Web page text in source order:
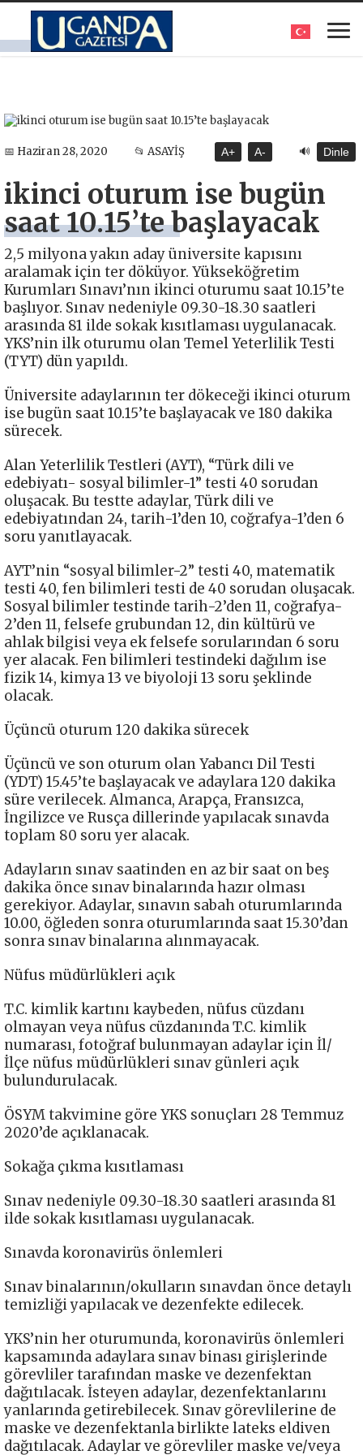
📅 Haziran 28, 2020 📂 ASAYİŞ A+ A- 🔊 Dinle
ikinci oturum ise bugün
saat 10.15’te başlayacak
2,5 milyona yakın aday üniversite kapısını
aralamak için ter döküyor. Yükseköğretim
Kurumları Sınavı’nın ikinci oturumu saat 10.15’te
başlıyor. Sınav nedeniyle 09.30-18.30 saatleri
arasında 81 ilde sokak kısıtlaması uygulanacak.
YKS’nin ilk oturumu olan Temel Yeterlilik Testi
(TYT) dün yapıldı.
Üniversite adaylarının ter dökeceği ikinci oturum
ise bugün saat 10.15’te başlayacak ve 180 dakika
sürecek.
Alan Yeterlilik Testleri (AYT), “Türk dili ve
edebiyatı- sosyal bilimler-1” testi 40 sorudan
oluşacak. Bu testte adaylar, Türk dili ve
edebiyatından 24, tarih-1’den 10, coğrafya-1’den 6
soru yanıtlayacak.
AYT’nin “sosyal bilimler-2” testi 40, matematik
testi 40, fen bilimleri testi de 40 sorudan oluşacak.
Sosyal bilimler testinde tarih-2’den 11, coğrafya-
2’den 11, felsefe grubundan 12, din kültürü ve
ahlak bilgisi veya ek felsefe sorularından 6 soru
yer alacak. Fen bilimleri testindeki dağılım ise
fizik 14, kimya 13 ve biyoloji 13 soru şeklinde
olacak.
Üçüncü oturum 120 dakika sürecek
Üçüncü ve son oturum olan Yabancı Dil Testi
(YDT) 15.45’te başlayacak ve adaylara 120 dakika
süre verilecek. Almanca, Arapça, Fransızca,
İngilizce ve Rusça dillerinde yapılacak sınavda
toplam 80 soru yer alacak.
Adayların sınav saatinden en az bir saat on beş
dakika önce sınav binalarında hazır olması
gerekiyor. Adaylar, sınavın sabah oturumlarında
10.00, öğleden sonra oturumlarında saat 15.30’dan
sonra sınav binalarına alınmayacak.
Nüfus müdürlükleri açık
T.C. kimlik kartını kaybeden, nüfus cüzdanı
olmayan veya nüfus cüzdanında T.C. kimlik
numarası, fotoğraf bulunmayan adaylar için İl/
İlçe nüfus müdürlükleri sınav günleri açık
bulundurulacak.
ÖSYM takvimine göre YKS sonuçları 28 Temmuz
2020’de açıklanacak.
Sokağa çıkma kısıtlaması
Sınav nedeniyle 09.30-18.30 saatleri arasında 81
ilde sokak kısıtlaması uygulanacak.
Sınavda koronavirüs önlemleri
Sınav binalarının/okulların sınavdan önce detaylı
temizliği yapılacak ve dezenfekte edilecek.
YKS’nin her oturumunda, koronavirüs önlemleri
kapsamında adaylara sınav binası girişlerinde
görevliler tarafından maske ve dezenfektan
dağıtılacak. İsteyen adaylar, dezenfektanlarını
yanlarında getirebilecek. Sınav görevlilerine de
maske ve dezenfektanla birlikte lateks eldiven
dağıtılacak. Adaylar ve görevliler maske ve/veya